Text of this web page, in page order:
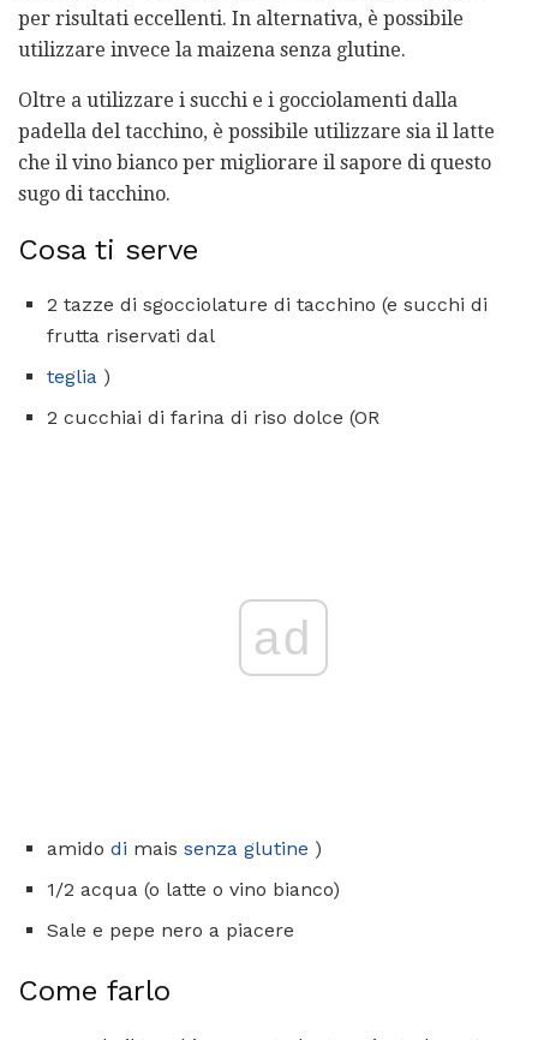
per risultati eccellenti. In alternativa, è possibile
utilizzare invece la maizena senza glutine.
Oltre a utilizzare i succhi e i gocciolamenti dalla
padella del tacchino, è possibile utilizzare sia il latte
che il vino bianco per migliorare il sapore di questo
sugo di tacchino.
Cosa ti serve
2 tazze di sgocciolature di tacchino (e succhi di
frutta riservati dal
teglia )
2 cucchiai di farina di riso dolce (OR
ad
amido di mais senza glutine )
1/2 acqua (o latte o vino bianco)
Sale e pepe nero a piacere
Come farlo